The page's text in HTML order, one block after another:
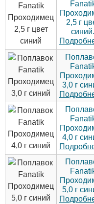
2,5 г
синий.
3,0 г
4,0 г
5,0 г